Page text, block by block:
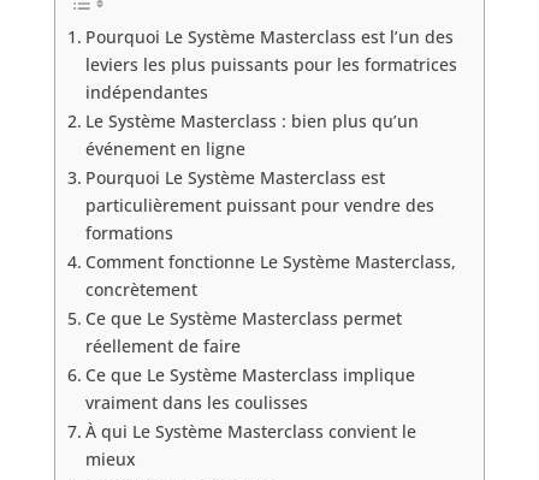
Pourquoi Le Système Masterclass est l’un des
leviers les plus puissants pour les formatrices
indépendantes
Le Système Masterclass : bien plus qu’un
événement en ligne
Pourquoi Le Système Masterclass est
particulièrement puissant pour vendre des
formations
Comment fonctionne Le Système Masterclass,
concrètement
Ce que Le Système Masterclass permet
réellement de faire
Ce que Le Système Masterclass implique
vraiment dans les coulisses
À qui Le Système Masterclass convient le
mieux